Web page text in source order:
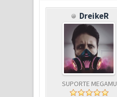
DreikeR
SUPORTE MEGAMU